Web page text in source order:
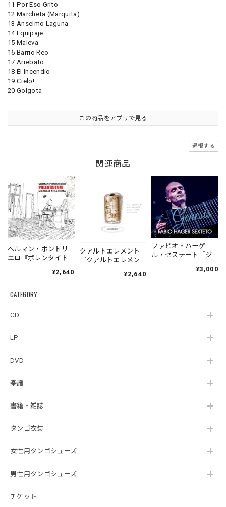
CATEGORY
CD
LP
DVD
楽譜
書籍・雑誌
タンゴ衣装
女性用タンゴシューズ
男性用タンゴシューズ
チケット
11 Por Eso Grito
12 Marcheta (Marquita)
13 Anselmo Laguna
14 Equipaje
15 Maleva
16 Barrio Reo
17 Arrebato
18 El Incendio
19 Cielo!
20 Golgota
この商品をアプリで見る
通報する
関連商品
ヘルマン・ポントリ
エロ『ポレンタイト
Pontoriero『POLENT
la Ribera』
¥2,640
クアルトエレメント
『クアルトエレメン
Cuartoelemento『Cu
（007RECORDS-27）
¥2,640
ファビオ・ハーゲ
ル・セステート『ジ
¥3,000